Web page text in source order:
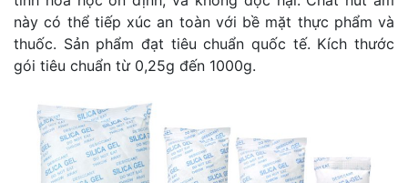
này có thể tiếp xúc an toàn với bề mặt thực phẩm và
thuốc. Sản phẩm đạt tiêu chuẩn quốc tế. Kích thước
gói tiêu chuẩn từ 0,25g đến 1000g.